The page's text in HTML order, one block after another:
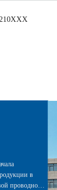
в
проводно…